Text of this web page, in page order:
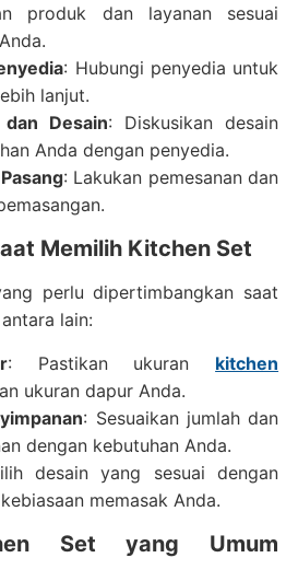
produk dan layanan sesuai
: Hubungi penyedia untuk
lanjut.
dan Desain: Diskusikan desain
Anda dengan penyedia.
: Lakukan pemesanan dan
Memilih Kitchen Set
perlu dipertimbangkan saat
lain:
: Pastikan ukuran kitchen
ukuran dapur Anda.
: Sesuaikan jumlah dan
dengan kebutuhan Anda.
desain yang sesuai dengan
memasak Anda.
Set yang Umum